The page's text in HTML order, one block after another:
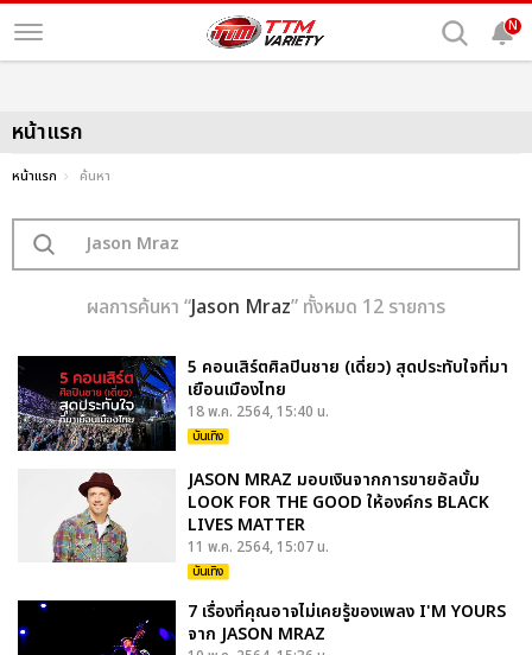
N
หน้าแรก
หน้าแรก ค้นหา
ผลการค้นหา “Jason Mraz” ทั้งหมด 12 รายการ
5 คอนเสิร์ตศิลปินชาย (เดี่ยว) สุดประทับใจที่มา
เยือนเมืองไทย
18 พ.ค. 2564, 15:40 น.
บันเทิง
JASON MRAZ มอบเงินจากการขายอัลบั้ม
LOOK FOR THE GOOD ให้องค์กร BLACK
LIVES MATTER
11 พ.ค. 2564, 15:07 น.
บันเทิง
7 เรื่องที่คุณอาจไม่เคยรู้ของเพลง I'M YOURS
จาก JASON MRAZ